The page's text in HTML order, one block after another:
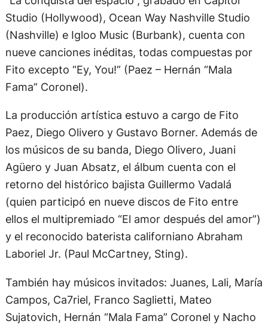
Studio (Hollywood), Ocean Way Nashville Studio
(Nashville) e Igloo Music (Burbank), cuenta con
nueve canciones inéditas, todas compuestas por
Fito excepto “Ey, You!” (Paez – Hernán “Mala
Fama” Coronel).
La producción artística estuvo a cargo de Fito
Paez, Diego Olivero y Gustavo Borner. Además de
los músicos de su banda, Diego Olivero, Juani
Agüero y Juan Absatz, el álbum cuenta con el
retorno del histórico bajista Guillermo Vadalá
(quien participó en nueve discos de Fito entre
ellos el multipremiado “El amor después del amor”)
y el reconocido baterista californiano Abraham
Laboriel Jr. (Paul McCartney, Sting).
También hay músicos invitados: Juanes, Lali, María
Campos, Ca7riel, Franco Saglietti, Mateo
Sujatovich, Hernán “Mala Fama” Coronel y Nacho